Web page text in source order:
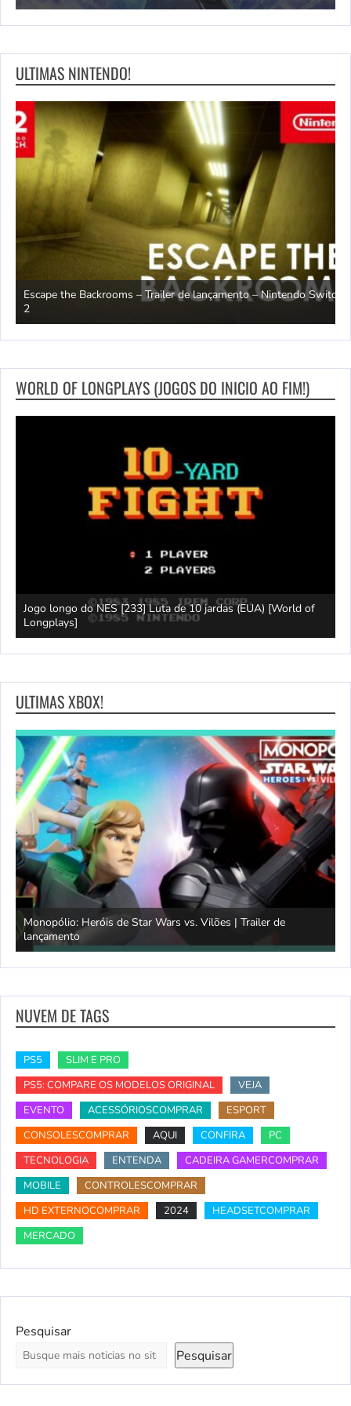
ULTIMAS NINTENDO!
Escape the Backrooms – Trailer de lançamento – Nintendo Switch
2
WORLD OF LONGPLAYS (JOGOS DO INICIO AO FIM!)
Jogo longo do NES [233] Luta de 10 jardas (EUA) [World of
Longplays]
ULTIMAS XBOX!
Monopólio: Heróis de Star Wars vs. Vilões | Trailer de
lançamento
NUVEM DE TAGS
PS5
SLIM E PRO
PS5: COMPARE OS MODELOS ORIGINAL
VEJA
EVENTO
ACESSÓRIOSCOMPRAR
ESPORT
CONSOLESCOMPRAR
AQUI CONFIRA
PC
TECNOLOGIA
ENTENDA
CADEIRA GAMERCOMPRAR
MOBILE
CONTROLESCOMPRAR
HD EXTERNOCOMPRAR
2024
HEADSETCOMPRAR
MERCADO
Pesquisar
Pesquisar